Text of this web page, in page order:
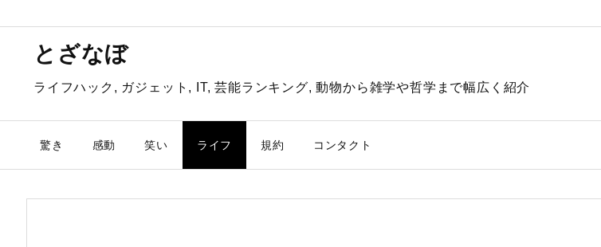
とざなぼ
ライフハック, ガジェット, IT, 芸能ランキング, 動物から雑学や哲学まで幅広く紹介
驚き 感動 笑い ライフ 規約 コンタクト